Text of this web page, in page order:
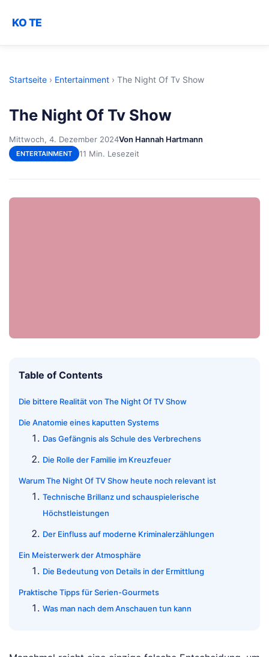
KO TE
Startseite › Entertainment › The Night Of Tv Show
The Night Of Tv Show
Mittwoch, 4. Dezember 2024Von Hannah Hartmann
ENTERTAINMENT 11 Min. Lesezeit
Table of Contents
Die bittere Realität von The Night Of TV Show
Die Anatomie eines kaputten Systems
Das Gefängnis als Schule des Verbrechens
Die Rolle der Familie im Kreuzfeuer
Warum The Night Of TV Show heute noch relevant ist
Technische Brillanz und schauspielerische
Höchstleistungen
Der Einfluss auf moderne Kriminalerzählungen
Ein Meisterwerk der Atmosphäre
Die Bedeutung von Details in der Ermittlung
Praktische Tipps für Serien-Gourmets
Was man nach dem Anschauen tun kann